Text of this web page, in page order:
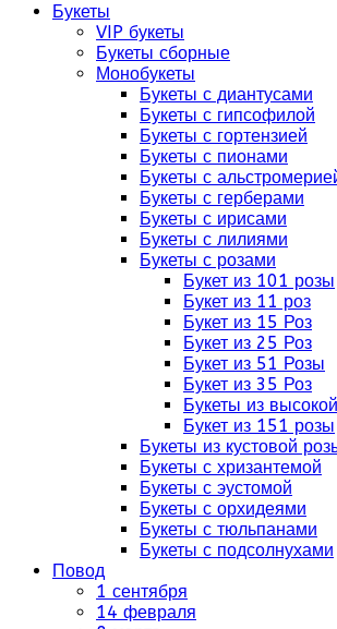
Букеты
VIP букеты
Букеты сборные
Монобукеты
Букеты с диантусами
Букеты с гипсофилой
Букеты с гортензией
Букеты с пионами
Букеты с
Букеты с герберами
Букеты с ирисами
Букеты с лилиями
Букеты с розами
Букет из 101 розы
Букет из 11 роз
Букет из 15 Роз
Букет из 25 Роз
Букет из 51 Розы
Букет из 35 Роз
Букеты из
Букет из 151 розы
Букеты из кустовой
Букеты с хризантемой
Букеты с эустомой
Букеты с орхидеями
Букеты с тюльпанами
Букеты с подсолнухами
Повод
1 сентября
14 февраля